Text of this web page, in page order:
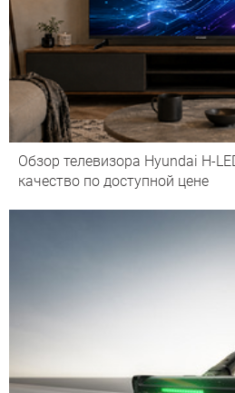
Обзор телевизора Hyundai H-
качество по доступной цене